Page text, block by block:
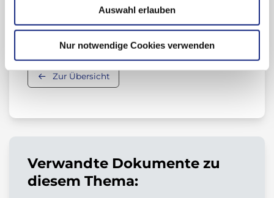
Auswahl erlauben
Nur notwendige Cookies verwenden
Zur Übersicht
Verwandte Dokumente zu
diesem Thema: